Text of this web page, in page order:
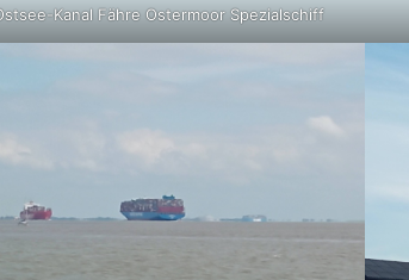
Kanal Fähre Ostermoor Spezialschiff